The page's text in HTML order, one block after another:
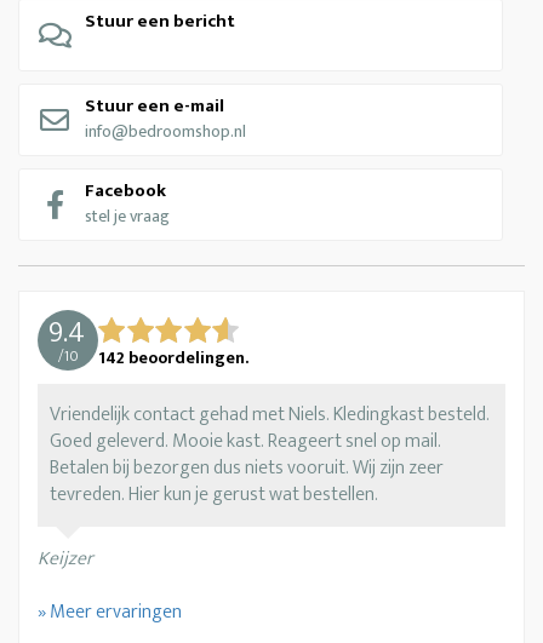
Stuur een bericht
Stuur een e-mail
info@bedroomshop.nl
Facebook
stel je vraag
9.4
/10 142 beoordelingen.
Vriendelijk contact gehad met Niels. Kledingkast besteld.
Goed geleverd. Mooie kast. Reageert snel op mail.
Betalen bij bezorgen dus niets vooruit. Wij zijn zeer
tevreden. Hier kun je gerust wat bestellen.
Keijzer
» Meer ervaringen